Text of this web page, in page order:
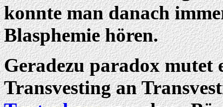
konnte man danach
Blasphemie hören.
Geradezu paradox mutet
Transvesting an